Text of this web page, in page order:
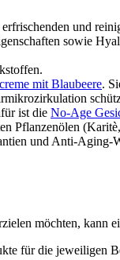
und
sowie
mit Blaubeere.
ist die No-Age
Pflanzenölen
und Anti-
möchten, kann
für die jeweiligen